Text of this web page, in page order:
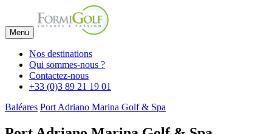
Menu
Nos destinations
Qui sommes-nous ?
Contactez-nous
+33 (0)3 89 21 19 01
Baléares Port Adriano Marina Golf & Spa